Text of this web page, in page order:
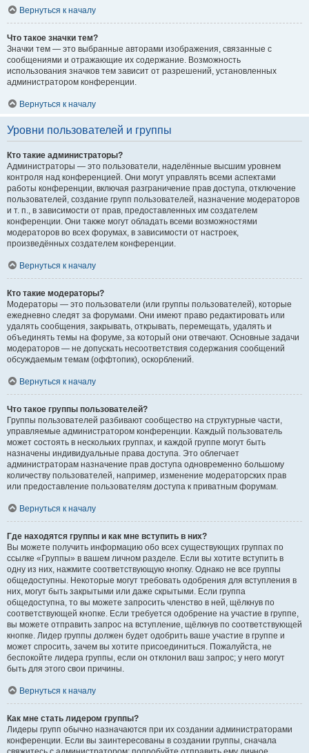
Вернуться к началу
Что такое значки тем?
Значки тем — это выбранные авторами изображения, связанные с
сообщениями и отражающие их содержание. Возможность
использования значков тем зависит от разрешений, установленных
администратором конференции.
Вернуться к началу
Уровни пользователей и группы
Кто такие администраторы?
Администраторы — это пользователи, наделённые высшим уровнем
контроля над конференцией. Они могут управлять всеми аспектами
работы конференции, включая разграничение прав доступа, отключение
пользователей, создание групп пользователей, назначение модераторов
и т. п., в зависимости от прав, предоставленных им создателем
конференции. Они также могут обладать всеми возможностями
модераторов во всех форумах, в зависимости от настроек,
произведённых создателем конференции.
Вернуться к началу
Кто такие модераторы?
Модераторы — это пользователи (или группы пользователей), которые
ежедневно следят за форумами. Они имеют право редактировать или
удалять сообщения, закрывать, открывать, перемещать, удалять и
объединять темы на форуме, за который они отвечают. Основные задачи
модераторов — не допускать несоответствия содержания сообщений
обсуждаемым темам (оффтопик), оскорблений.
Вернуться к началу
Что такое группы пользователей?
Группы пользователей разбивают сообщество на структурные части,
управляемые администратором конференции. Каждый пользователь
может состоять в нескольких группах, и каждой группе могут быть
назначены индивидуальные права доступа. Это облегчает
администраторам назначение прав доступа одновременно большому
количеству пользователей, например, изменение модераторских прав
или предоставление пользователям доступа к приватным форумам.
Вернуться к началу
Где находятся группы и как мне вступить в них?
Вы можете получить информацию обо всех существующих группах по
ссылке «Группы» в вашем личном разделе. Если вы хотите вступить в
одну из них, нажмите соответствующую кнопку. Однако не все группы
общедоступны. Некоторые могут требовать одобрения для вступления в
них, могут быть закрытыми или даже скрытыми. Если группа
общедоступна, то вы можете запросить членство в ней, щёлкнув по
соответствующей кнопке. Если требуется одобрение на участие в группе,
вы можете отправить запрос на вступление, щёлкнув по соответствующей
кнопке. Лидер группы должен будет одобрить ваше участие в группе и
может спросить, зачем вы хотите присоединиться. Пожалуйста, не
беспокойте лидера группы, если он отклонил ваш запрос; у него могут
быть для этого свои причины.
Вернуться к началу
Как мне стать лидером группы?
Лидеры групп обычно назначаются при их создании администраторами
конференции. Если вы заинтересованы в создании группы, сначала